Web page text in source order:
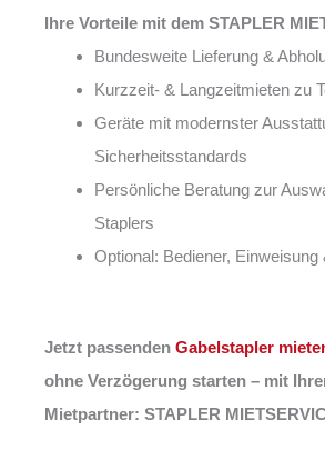
Ihre Vorteile mit dem STAPLER
Bundesweite Lieferung &
Kurzzeit- & Langzeitmieten zu
Geräte mit modernster
Sicherheitsstandards
Persönliche Beratung zur
Staplers
Optional: Bediener,
Jetzt passenden Gabelstapler
ohne Verzögerung starten – mit
Mietpartner: STAPLER